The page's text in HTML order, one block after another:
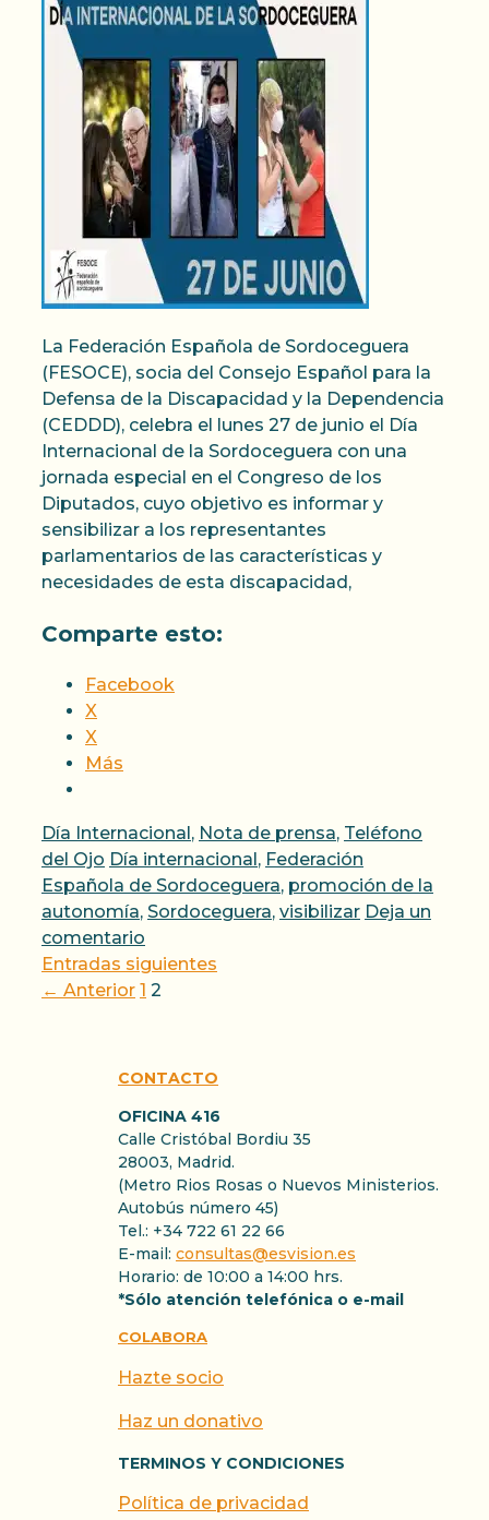
La Federación Española de Sordoceguera
(FESOCE), socia del Consejo Español para la
Defensa de la Discapacidad y la Dependencia
(CEDDD), celebra el lunes 27 de junio el Día
Internacional de la Sordoceguera con una
jornada especial en el Congreso de los
Diputados, cuyo objetivo es informar y
sensibilizar a los representantes
parlamentarios de las características y
necesidades de esta discapacidad,
Comparte esto:
Facebook
X
X
Más
Categorías
Día Internacional , Nota de prensa, Teléfono
del Ojo Etiquetas
Día internacional , Federación
Española de Sordoceguera, promoción de la
autonomía, Sordoceguera, visibilizar Deja un
comentario
Entradas siguientes
← Anterior Página
1 Página
2
CONTACTO
OFICINA 416
Calle Cristóbal Bordiu 35
28003, Madrid.
(Metro Rios Rosas o Nuevos Ministerios.
Autobús número 45)
Tel.: +34 722 61 22 66
E-mail: consultas@esvision.es
Horario: de 10:00 a 14:00 hrs.
*Sólo atención telefónica o e-mail
COLABORA
Hazte socio
Haz un donativo
TERMINOS Y CONDICIONES
Política de privacidad